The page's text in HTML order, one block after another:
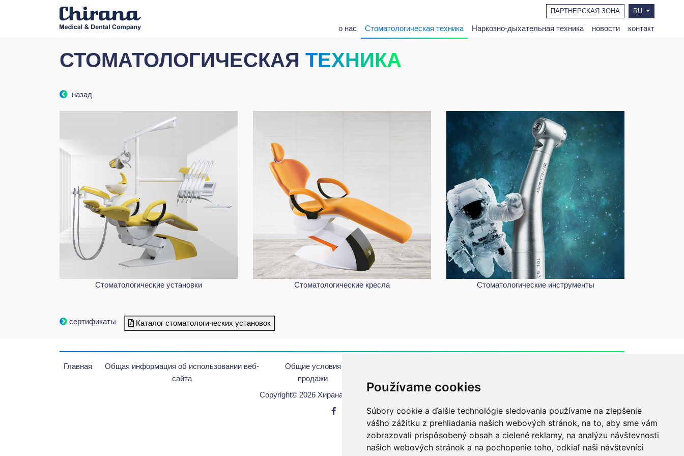
Používame cookies
Súbory cookie a ďalšie technológie sledovania používame na zlepšenie
vášho zážitku z prehliadania našich webových stránok, na to, aby sme vám
zobrazovali prispôsobený obsah a cielené reklamy, na analýzu návštevnosti
našich webových stránok a na pochopenie toho, odkiaľ naši návštevníci
ПАРТНЕРСКАЯ ЗОНА RU
о нас Стоматологическая техника Наркозно-дыхательная техника новости контакт
СТОМАТОЛОГИЧЕСКАЯ ТЕХНИКА
назад
Стоматологические установки Стоматологические кресла Стоматологические инструменты
сертификаты Каталог стоматологических установок
Главная
Общая информация об использовании веб-
сайта
Oбщие условия
продажи
Copyright© 2026 Хирана. Все права защишены.